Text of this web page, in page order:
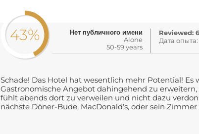
43%
Нет публичного имени
Alone
50-59 years
Reviewed:
Дата
Schade! Das Hotel hat wesentlich mehr Potential! Es
Gastronomische Angebot dahingehend zu
fühlt abends dort zu verweilen und nicht dazu
nächste Döner-Bude, MacDonald‘s, oder sein Zimmer